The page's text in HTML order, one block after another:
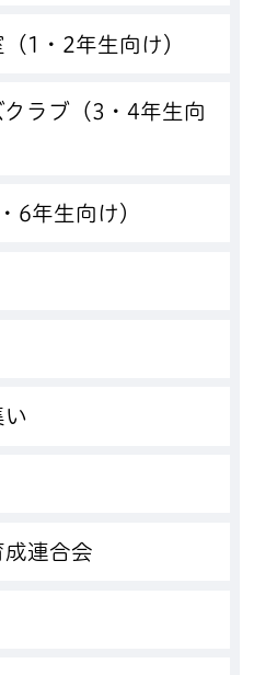
1・2年生向け）
ラブ（3・4年生向
6年生向け）
い
連合会